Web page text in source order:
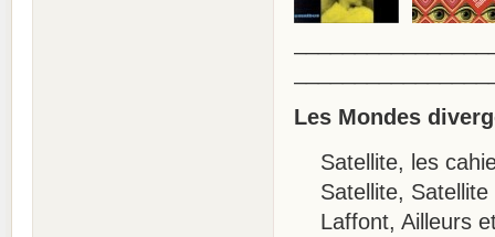
Les Mondes
Satellite, les
Satellite, Satellite
Laffont, Ailleurs